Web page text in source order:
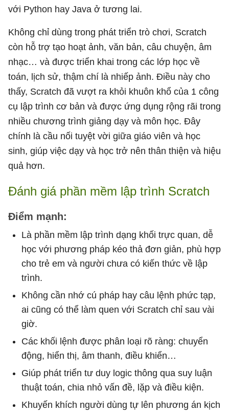
với Python hay Java ở tương lai.
Không chỉ dùng trong phát triển trò chơi, Scratch
còn hỗ trợ tạo hoạt ảnh, văn bản, câu chuyện, âm
nhạc… và được triển khai trong các lớp học về
toán, lịch sử, thậm chí là nhiếp ảnh. Điều này cho
thấy, Scratch đã vượt ra khỏi khuôn khổ của 1 công
cụ lập trình cơ bản và được ứng dụng rộng rãi trong
nhiều chương trình giảng dạy và môn học. Đây
chính là cầu nối tuyệt vời giữa giáo viên và học
sinh, giúp việc dạy và học trở nên thân thiện và hiệu
quả hơn.
Đánh giá phần mềm lập trình Scratch
Điểm mạnh:
Là phần mềm lập trình dạng khối trực quan, dễ
học với phương pháp kéo thả đơn giản, phù hợp
cho trẻ em và người chưa có kiến thức về lập
trình.
Không cần nhớ cú pháp hay câu lệnh phức tạp,
ai cũng có thể làm quen với Scratch chỉ sau vài
giờ.
Các khối lệnh được phân loại rõ ràng: chuyển
động, hiển thị, âm thanh, điều khiển…
Giúp phát triển tư duy logic thông qua suy luận
thuật toán, chia nhỏ vấn đề, lặp và điều kiện.
Khuyến khích người dùng tự lên phương án kịch